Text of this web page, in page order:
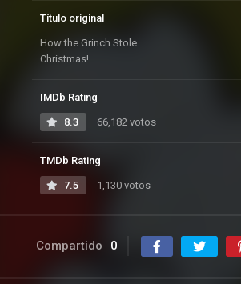
Título original
How the Grinch Stole
Christmas!
IMDb Rating
8.3 66,182 votos
TMDb Rating
7.5 1,130 votos
Compartido 0